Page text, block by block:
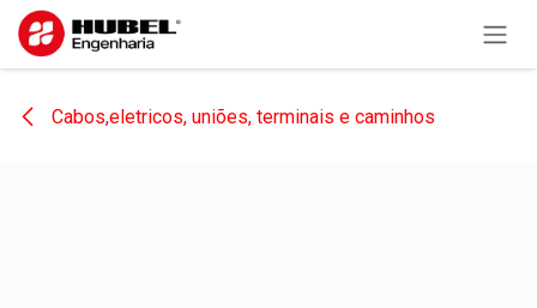
Pular para o conteúdo
Cabos,eletricos, uniões, terminais e caminhos